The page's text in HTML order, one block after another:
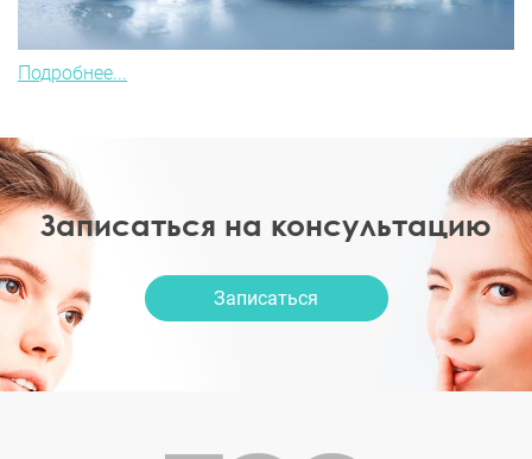
Подробнее...
Записаться на консультацию
Записаться